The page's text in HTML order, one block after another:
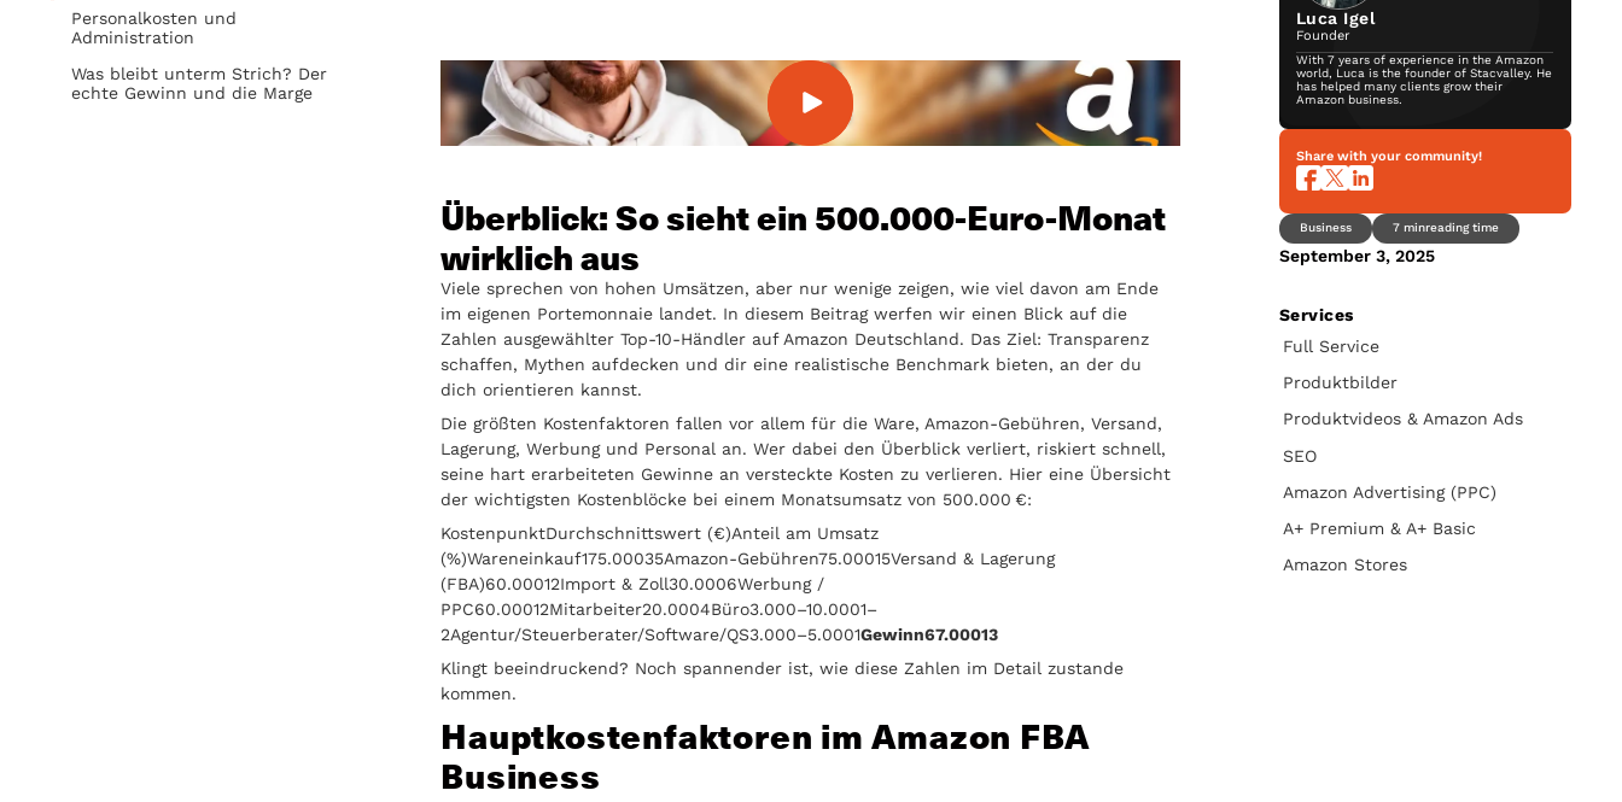
Personalkosten und
Administration
Was bleibt unterm Strich? Der
echte Gewinn und die Marge
Überblick: So sieht ein 500.000-Euro-Monat
wirklich aus
Viele sprechen von hohen Umsätzen, aber nur wenige zeigen, wie viel davon am Ende
im eigenen Portemonnaie landet. In diesem Beitrag werfen wir einen Blick auf die
Zahlen ausgewählter Top-10-Händler auf Amazon Deutschland. Das Ziel: Transparenz
schaffen, Mythen aufdecken und dir eine realistische Benchmark bieten, an der du
dich orientieren kannst.
Die größten Kostenfaktoren fallen vor allem für die Ware, Amazon-Gebühren, Versand,
Lagerung, Werbung und Personal an. Wer dabei den Überblick verliert, riskiert schnell,
seine hart erarbeiteten Gewinne an versteckte Kosten zu verlieren. Hier eine Übersicht
der wichtigsten Kostenblöcke bei einem Monatsumsatz von 500.000 €:
KostenpunktDurchschnittswert (€)Anteil am Umsatz
(%)Wareneinkauf175.00035Amazon-Gebühren75.00015Versand & Lagerung
(FBA)60.00012Import & Zoll30.0006Werbung /
PPC60.00012Mitarbeiter20.0004Büro3.000–10.0001–
2Agentur/Steuerberater/Software/QS3.000–5.0001Gewinn67.00013
Klingt beeindruckend? Noch spannender ist, wie diese Zahlen im Detail zustande
kommen.
Hauptkostenfaktoren im Amazon FBA
Business
Luca Igel
Founder
With 7 years of experience in the Amazon
world, Luca is the founder of Stacvalley. He
has helped many clients grow their
Amazon business.
Share with your community!
Business 7 minreading time
September 3, 2025
Services
Full Service
Produktbilder
Produktvideos & Amazon Ads
SEO
Amazon Advertising (PPC)
A+ Premium & A+ Basic
Amazon Stores